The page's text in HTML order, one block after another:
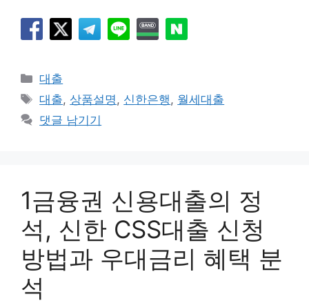
카
테
리
대출
태
그
대출, 상품설명, 신한은행, 월세대출
댓글 남기기
1금융권 신용대출의 정
석, 신한 CSS대출 신청
방법과 우대금리 혜택 분
석